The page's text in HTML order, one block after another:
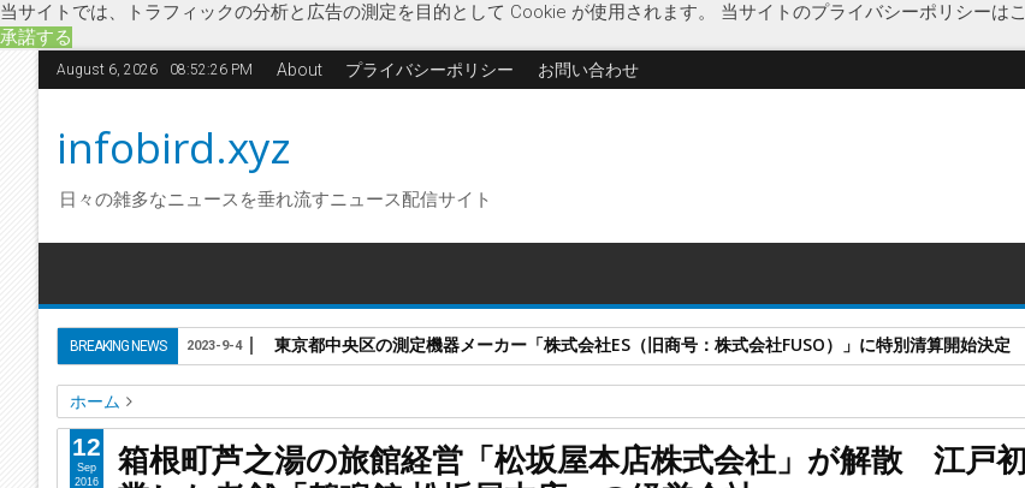
当サイトでは、トラフィックの分析と広告の測定を目的として Cookie が使用されます。 当サイトのプライバシーポリシーは
承諾する
August 6, 2026 08:52:26 PM About プライバシーポリシー お問い合わせ
infobird.xyz
日々の雑多なニュースを垂れ流すニュース配信サイト
BREAKING NEWS 東京都中央区の測定機器メーカー「株式会社ES（旧商号：株式会社FUSO）」に特別清算開始決
2023-9-4
ホーム
芦之湯
歌川広重 企業解散 休館 経済 自家源泉 松坂屋本店 鶴鳴館 松坂屋本店 箱根温泉 箱根山噴火
箱根七湯
旅館・ホテル
老舗 箱根町芦之湯の旅館経営「松坂屋本店株式会社」が解散 江戸初期に創業した老舗「鶴鳴館 松坂屋本店
箱根町芦之湯の旅館経営「松坂屋本店株式会社」が解散 江戸
12
Sep
2016